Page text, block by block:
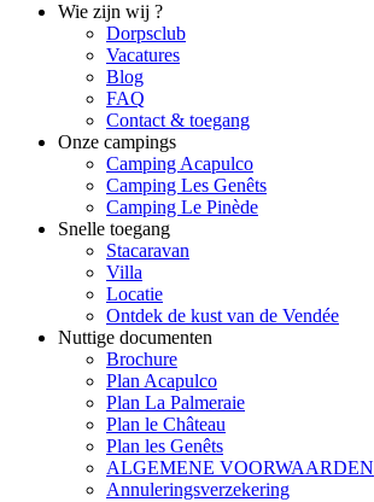
Wie zijn wij ?
Dorpsclub
Vacatures
Blog
FAQ
Contact & toegang
Onze campings
Camping Acapulco
Camping Les Genêts
Camping Le Pinède
Snelle toegang
Stacaravan
Villa
Locatie
Ontdek de kust van de Vendée
Nuttige documenten
Brochure
Plan Acapulco
Plan La Palmeraie
Plan le Château
Plan les Genêts
ALGEMENE VOORWAARDEN
Annuleringsverzekering